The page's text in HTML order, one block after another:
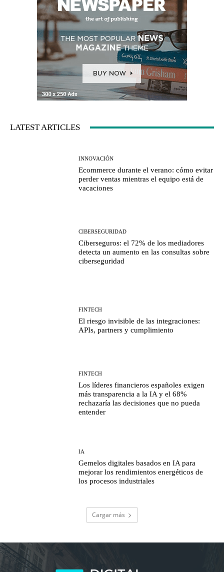
LATEST ARTICLES
INNOVACIÓN
Ecommerce durante el verano: cómo evitar
perder ventas mientras el equipo está de
vacaciones
CIBERSEGURIDAD
Ciberseguros: el 72% de los mediadores
detecta un aumento en las consultas sobre
ciberseguridad
FINTECH
El riesgo invisible de las integraciones:
APIs, partners y cumplimiento
FINTECH
Los líderes financieros españoles exigen
más transparencia a la IA y el 68%
rechazaría las decisiones que no pueda
entender
IA
Gemelos digitales basados en IA para
mejorar los rendimientos energéticos de
los procesos industriales
Cargar más